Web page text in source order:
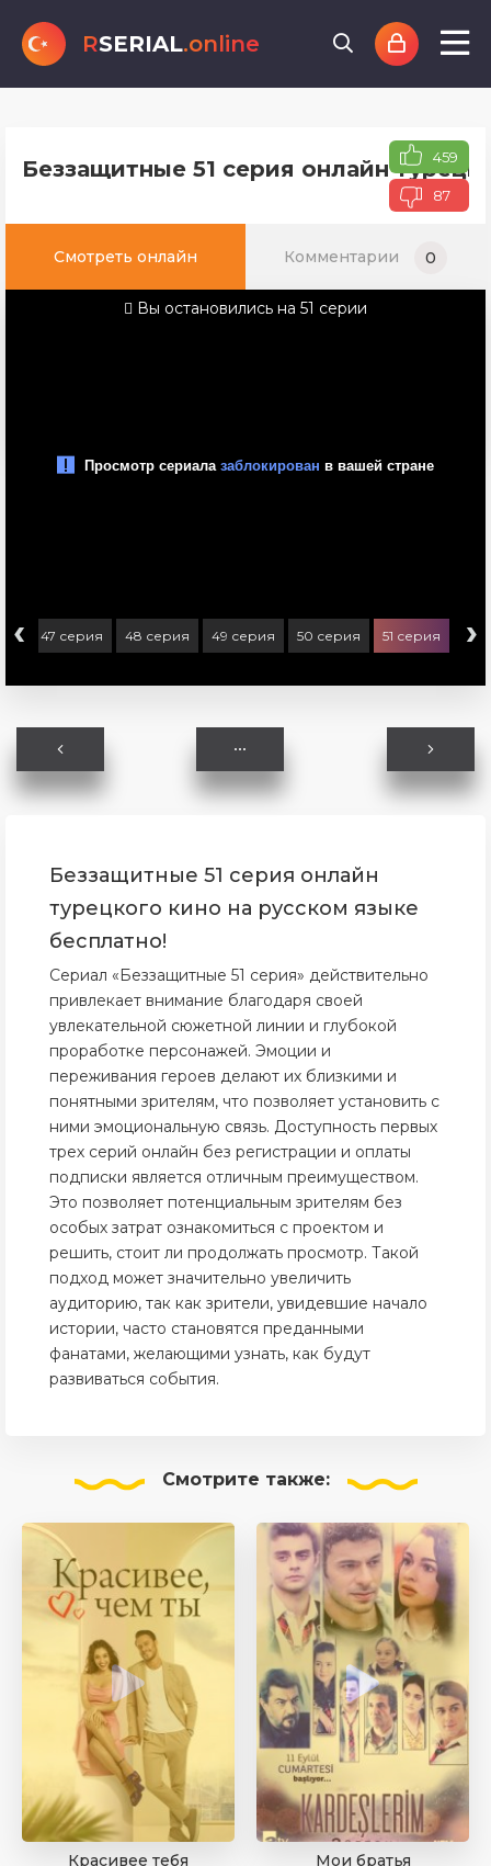
RSERIAL.online
Беззащитные 51 серия онлайн 459
87
Смотреть онлайн Комментарии 0
Вы остановились на 51 серии
‹ 47 серия 48 серия 49 серия 50 серия 51 серия ›
Беззащитные 51 серия онлайн
турецкого кино на русском языке
бесплатно!
Сериал «Беззащитные 51 серия» действительно
привлекает внимание благодаря своей
увлекательной сюжетной линии и глубокой
проработке персонажей. Эмоции и
переживания героев делают их близкими и
понятными зрителям, что позволяет установить с
ними эмоциональную связь. Доступность первых
трех серий онлайн без регистрации и оплаты
подписки является отличным преимуществом.
Это позволяет потенциальным зрителям без
особых затрат ознакомиться с проектом и
решить, стоит ли продолжать просмотр. Такой
подход может значительно увеличить
аудиторию, так как зрители, увидевшие начало
истории, часто становятся преданными
фанатами, желающими узнать, как будут
развиваться события.
Смотрите также:
Красивее тебя Мои братья